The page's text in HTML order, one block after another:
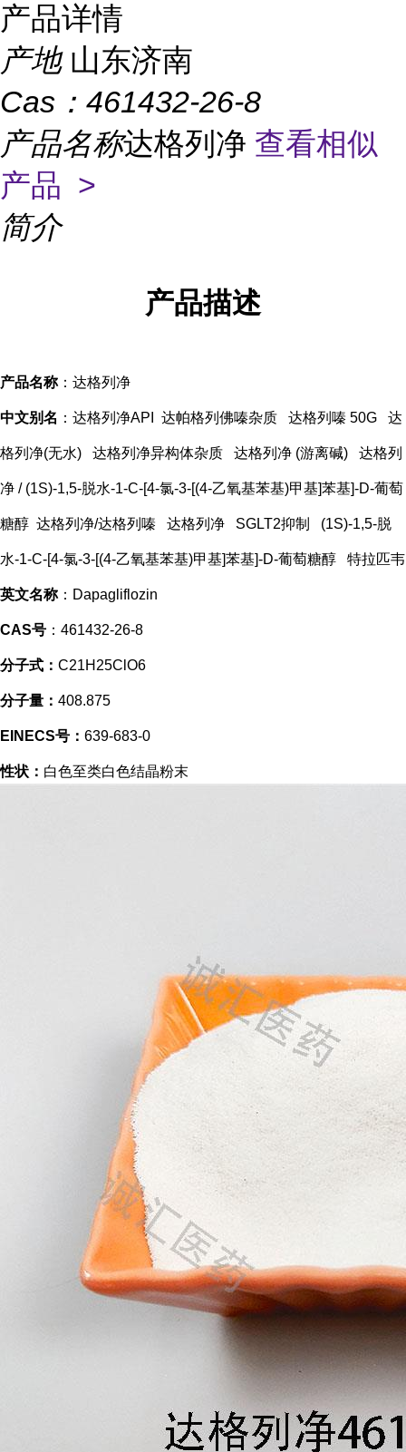
产品详情
产地 山东济南
Cas： 461432-26-8
产品名称达格列净 查看相似
产品 >
简介
产品描述
产品名称：达格列净
中文别名 ：达格列净API 达帕格列佛嗪杂质 达格列嗪 50G 达
格列净(无水) 达格列净异构体杂质 达格列净 (游离碱) 达格列
净 / (1S)-1,5-脱水-1-C-[4-氯-3-[(4-乙氧基苯基)甲基]苯基]-D-葡萄
糖醇 达格列净/达格列嗪 达格列净 SGLT2抑制 (1S)-1,5-脱
水-1-C-[4-氯-3-[(4-乙氧基苯基)甲基]苯基]-D-葡萄糖醇 特拉匹韦
英文名称：Dapagliflozin
CAS号 ：461432-26-8
分子式： C21H25ClO6
分子量： 408.875
EINECS号： 639-683-0
性状： 白色至类白色结晶粉末